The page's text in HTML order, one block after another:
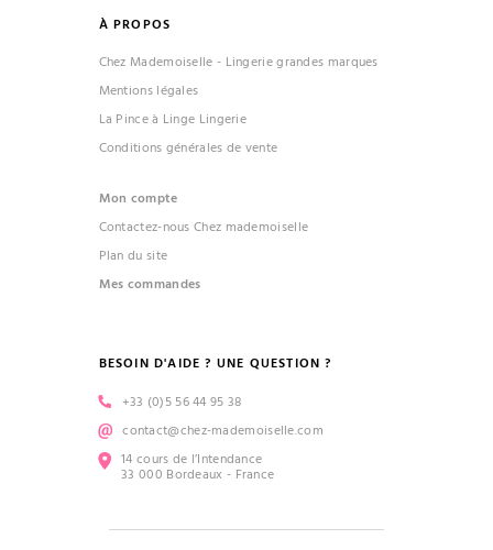
(2 avis)
À PROPOS
Chez Mademoiselle - Lingerie grandes marques
Mentions légales
La Pince à Linge Lingerie
Conditions générales de vente
Mon compte
Contactez-nous Chez mademoiselle
Plan du site
Mes commandes
BESOIN D'AIDE ? UNE QUESTION ?
+33 (0)5 56 44 95 38
contact@chez-mademoiselle.com
14 cours de l’Intendance
33 000 Bordeaux - France